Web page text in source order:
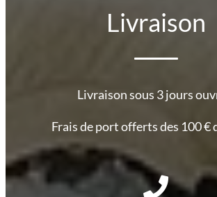
Livraison
Livraison sous 3 jours
Frais de port offerts des 100 €